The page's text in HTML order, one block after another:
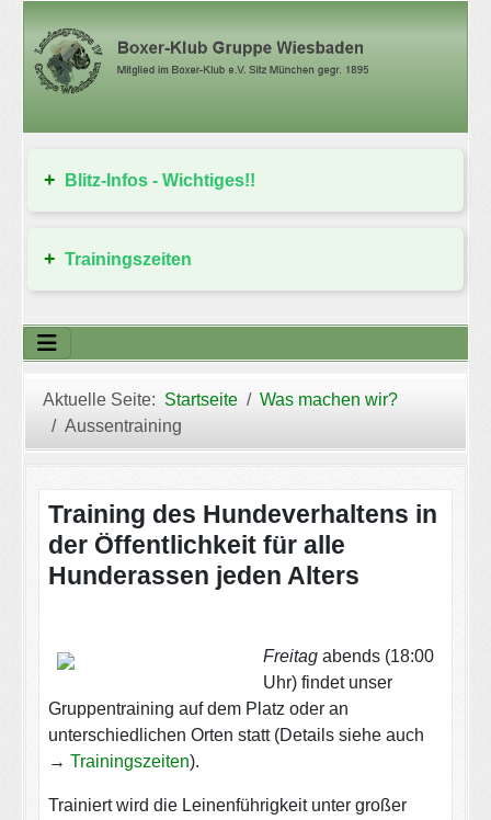
Blitz-Infos - Wichtiges!!
Trainingszeiten
Aktuelle Seite: Startseite
Was machen wir?
Aussentraining
Training des Hundeverhaltens in
der Öffentlichkeit für alle
Hunderassen jeden Alters
Freitag abends (18:00
Uhr) findet unser
Gruppentraining auf dem Platz oder an
unterschiedlichen Orten statt (Details siehe auch
→ Trainingszeiten).
Trainiert wird die Leinenführigkeit unter großer